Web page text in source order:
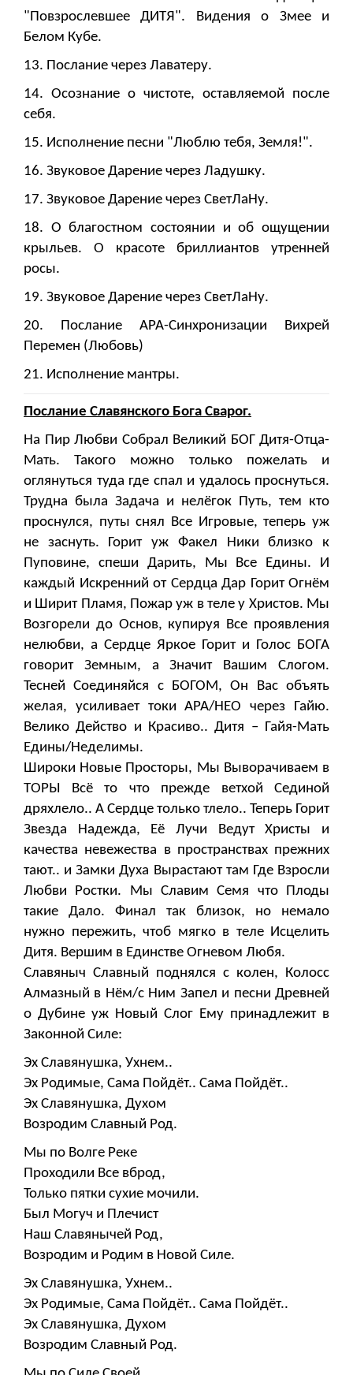
"Повзрослевшее ДИТЯ". Видения о Змее и
Белом Кубе.
13. Послание через Лаватеру.
14. Осознание о чистоте, оставляемой после
себя.
15. Исполнение песни "Люблю тебя, Земля!".
16. Звуковое Дарение через Ладушку.
17. Звуковое Дарение через СветЛаНу.
18. О благостном состоянии и об ощущении
крыльев. О красоте бриллиантов утренней
росы.
19. Звуковое Дарение через СветЛаНу.
20. Послание АРА-Синхронизации Вихрей
Перемен (Любовь)
21. Исполнение мантры.
Послание Славянского Бога Сварог.
На Пир Любви Собрал Великий БОГ Дитя-Отца-
Мать. Такого можно только пожелать и
оглянуться туда где спал и удалось проснуться.
Трудна была Задача и нелёгок Путь, тем кто
проснулся, путы снял Все Игровые, теперь уж
не заснуть. Горит уж Факел Ники близко к
Пуповине, спеши Дарить, Мы Все Едины. И
каждый Искренний от Сердца Дар Горит Огнём
и Ширит Пламя, Пожар уж в теле у Христов. Мы
Возгорели до Основ, купируя Все проявления
нелюбви, а Сердце Яркое Горит и Голос БОГА
говорит Земным, а Значит Вашим Слогом.
Тесней Соединяйся с БОГОМ, Он Вас объять
желая, усиливает токи АРА/НЕО через Гайю.
Велико Действо и Красиво.. Дитя – Гайя-Мать
Едины/Неделимы.
Широки Новые Просторы, Мы Выворачиваем в
ТОРЫ Всё то что прежде ветхой Сединой
дряхлело.. А Сердце только тлело.. Теперь Горит
Звезда Надежда, Её Лучи Ведут Христы и
качества невежества в пространствах прежних
тают.. и Замки Духа Вырастают там Где Взросли
Любви Ростки. Мы Славим Семя что Плоды
такие Дало. Финал так близок, но немало
нужно пережить, чтоб мягко в теле Исцелить
Дитя. Вершим в Единстве Огневом Любя.
Славяныч Славный поднялся с колен, Колосс
Алмазный в Нём/с Ним Запел и песни Древней
о Дубине уж Новый Слог Ему принадлежит в
Законной Силе:
Эх Славянушка, Ухнем..
Эх Родимые, Сама Пойдёт.. Сама Пойдёт..
Эх Славянушка, Духом
Возродим Славный Род.
Мы по Волге Реке
Проходили Все вброд,
Только пятки сухие мочили.
Был Могуч и Плечист
Наш Славянычей Род,
Возродим и Родим в Новой Силе.
Эх Славянушка, Ухнем..
Эх Родимые, Сама Пойдёт.. Сама Пойдёт..
Эх Славянушка, Духом
Возродим Славный Род.